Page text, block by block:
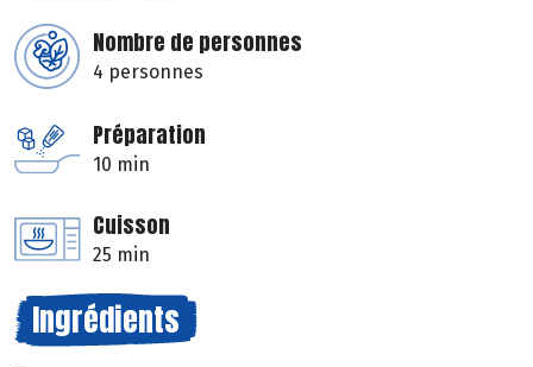
Nombre de personnes
4 personnes
Préparation
10 min
Cuisson
25 min
Ingrédients